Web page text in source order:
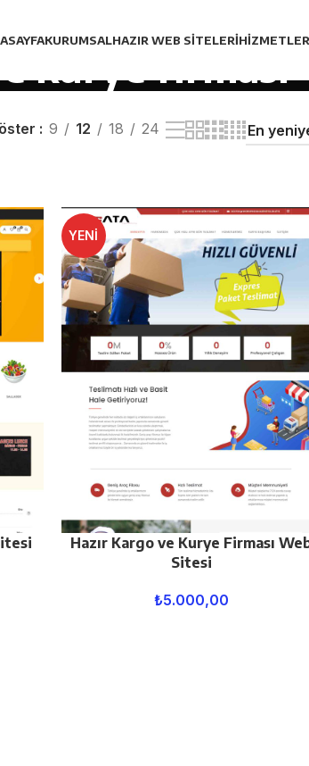
KURUMSALHAZIR WEB SITELERI
kurye firması
9 12 18 24
YENI
Hazır Kargo ve Kurye Firması
Sitesi
₺5.000,00